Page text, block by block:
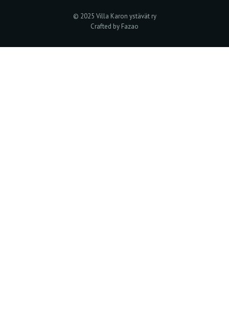
© 2025 Villa Karon ystävät ry
Crafted by Fazao